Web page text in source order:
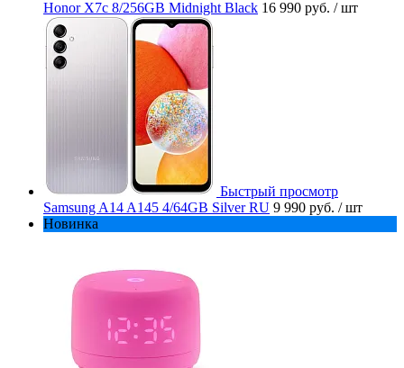
Honor X7c 8/256GB Midnight Black 16 990 руб. / шт
Быстрый просмотр
Samsung A14 A145 4/64GB Silver RU 9 990 руб. / шт
Новинка